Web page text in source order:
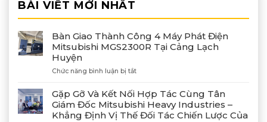
BÀI VIẾT MỚI NHẤT
Bàn Giao Thành Công 4 Máy Phát Điện
Mitsubishi MGS2300R Tại Cảng Lạch
Huyện
Chức năng bình luận bị tắtở
Giao
Thành
Công
4
Gặp Gỡ Và Kết Nối Hợp Tác Cùng Tân
Giám Đốc Mitsubishi Heavy Industries –
Khẳng Định Vị Thế Đối Tác Chiến Lược Của